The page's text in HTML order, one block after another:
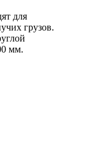
для
грузов.
мм.